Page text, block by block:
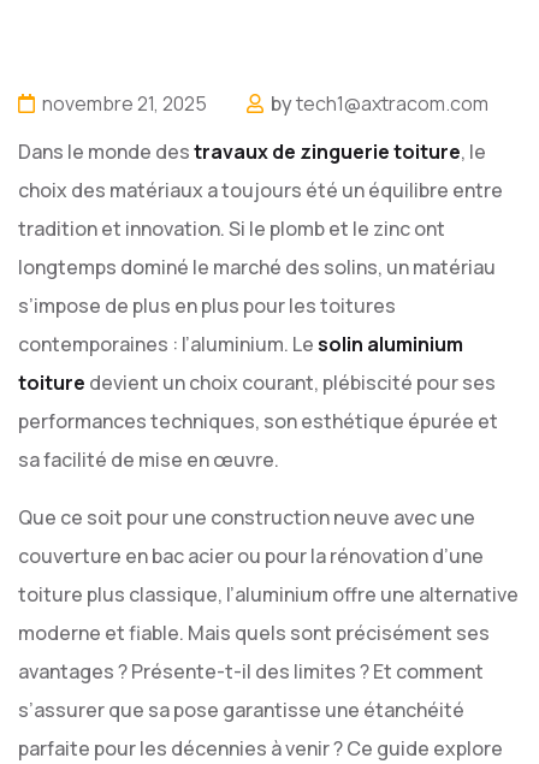
novembre 21, 2025 bytech1@axtracom.com
Dans le monde destravaux de zinguerie toiture, le
choix des matériaux a toujours été un équilibre entre
tradition et innovation. Si le plomb et le zinc ont
longtemps dominé le marché des solins, un matériau
s’impose de plus en plus pour les toitures
contemporaines : l’aluminium. Lesolin aluminium
toiture devient un choix courant, plébiscité pour ses
performances techniques, son esthétique épurée et
sa facilité de mise en œuvre.
Que ce soit pour une construction neuve avec une
couverture en bac acier ou pour la rénovation d’une
toiture plus classique, l’aluminium offre une alternative
moderne et fiable. Mais quels sont précisément ses
avantages ? Présente-t-il des limites ? Et comment
s’assurer que sa pose garantisse une étanchéité
parfaite pour les décennies à venir ? Ce guide explore